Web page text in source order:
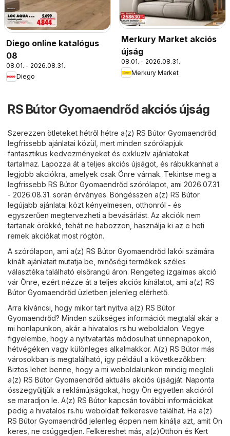
Diego online katalógus
08
08.01. - 2026.08.31.
Diego
Merkury Market akciós
újság
08.01. - 2026.08.31.
Merkury Market
RS Bútor Gyomaendrőd akciós újság
Szerezzen ötleteket hétről hétre a(z) RS Bútor Gyomaendrőd
legfrissebb ajánlatai közül, mert minden szórólapjuk
fantasztikus kedvezményeket és exkluzív ajánlatokat
tartalmaz. Lapozza át a teljes akciós újságot, és rábukkanhat a
legjobb akciókra, amelyek csak Önre várnak. Tekintse meg a
legfrissebb RS Bútor Gyomaendrőd szórólapot, ami 2026.07.31.
- 2026.08.31. során érvényes. Böngésszen a(z) RS Bútor
legújabb ajánlatai közt kényelmesen, otthonról - és
egyszerűen megtervezheti a bevásárlást. Az akciók nem
tartanak örökké, tehát ne habozzon, használja ki az e heti
remek akciókat most rögtön.
A szórólapon, ami a(z) RS Bútor Gyomaendrőd lakói számára
kínált ajánlatait mutatja be, minőségi termékek széles
választéka található elsőrangú áron. Rengeteg izgalmas akció
vár Önre, ezért nézze át a teljes akciós kínálatot, ami a(z) RS
Bútor Gyomaendrőd üzletben jelenleg elérhető.
Arra kíváncsi, hogy mikor tart nyitva a(z) RS Bútor
Gyomaendrőd? Minden szükséges információt megtalál akár a
mi honlapunkon, akár a hivatalos rs.hu weboldalon. Vegye
figyelembe, hogy a nyitvatartás módosulhat ünnepnapokon,
hétvégéken vagy különleges alkalmakkor. A(z) RS Bútor más
városokban is megtalálható, így például a következőkben:
Biztos lehet benne, hogy a mi weboldalunkon mindig megleli
a(z) RS Bútor Gyomaendrőd aktuális akciós újságját. Naponta
összegyűjtjük a reklámújságokat, hogy Ön egyetlen akcióról
se maradjon le. A(z) RS Bútor kapcsán további információkat
pedig a hivatalos rs.hu weboldalt felkeresve találhat. Ha a(z)
RS Bútor Gyomaendrőd jelenleg éppen nem kínálja azt, amit Ön
keres, ne csüggedjen. Felkereshet más, a(z)Otthon és Kert